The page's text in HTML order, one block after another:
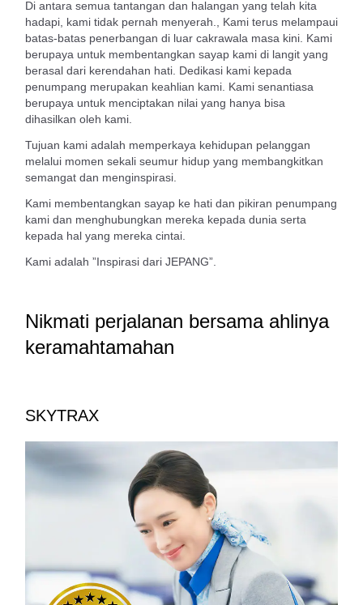
Di antara semua tantangan dan halangan yang telah kita
hadapi, kami tidak pernah menyerah., Kami terus melampaui
batas-batas penerbangan di luar cakrawala masa kini. Kami
berupaya untuk membentangkan sayap kami di langit yang
berasal dari kerendahan hati. Dedikasi kami kepada
penumpang merupakan keahlian kami. Kami senantiasa
berupaya untuk menciptakan nilai yang hanya bisa
dihasilkan oleh kami.
Tujuan kami adalah memperkaya kehidupan pelanggan
melalui momen sekali seumur hidup yang membangkitkan
semangat dan menginspirasi.
Kami membentangkan sayap ke hati dan pikiran penumpang
kami dan menghubungkan mereka kepada dunia serta
kepada hal yang mereka cintai.
Kami adalah ”Inspirasi dari JEPANG”.
Nikmati perjalanan bersama ahlinya
keramahtamahan
SKYTRAX